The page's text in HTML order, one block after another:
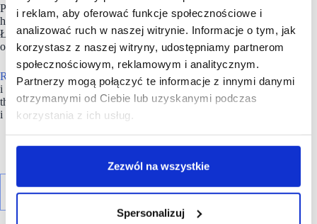
i reklam, aby oferować funkcje społecznościowe i
analizować ruch w naszej witrynie. Informacje o tym, jak
korzystasz z naszej witryny, udostępniamy partnerom
społecznościowym, reklamowym i analitycznym.
Partnerzy mogą połączyć te informacje z innymi danymi
otrzymanymi od Ciebie lub uzyskanymi podczas
korzystania z ich usług.
Zezwól na wszystkie
Spersonalizuj
Park Handlowy Świderek w Otwocku, projekt rekreacyjno-
handlowy w Lublinie oraz Park Handlowy w Białymstoku.
Łącznie ponad 50 tys. mkw. GLA z planowanymi terminami
otwarć jeszcze w 2026 roku.
Redkom
został także wyróżniony wieloma nagrodami
i nominacjami, w tym trzykrotnie tytułem „Retail Developer of
the Year CEE” w konkursach EuropaProperty w latach 2025
i 2026.